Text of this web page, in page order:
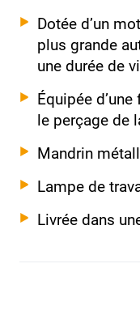
Dotée d’un
plus grande
une durée de
Équipée
le perçage de
Mandrin
Lampe de
Livrée dans